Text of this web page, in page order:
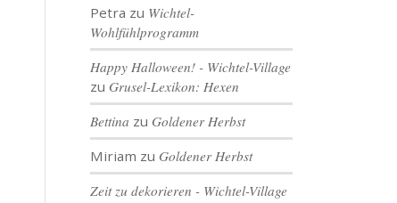
Petra zu Wichtel-
Wohlfühlprogramm
Happy Halloween! - Wichtel-Village
zuGrusel-Lexikon: Hexen
Bettina zuGoldener Herbst
Miriam zuGoldener Herbst
Zeit zu dekorieren - Wichtel-Village